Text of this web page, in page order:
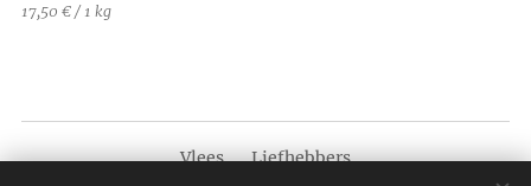
17,50 € / 1 kg
Vlees ♥ Liefhebbers